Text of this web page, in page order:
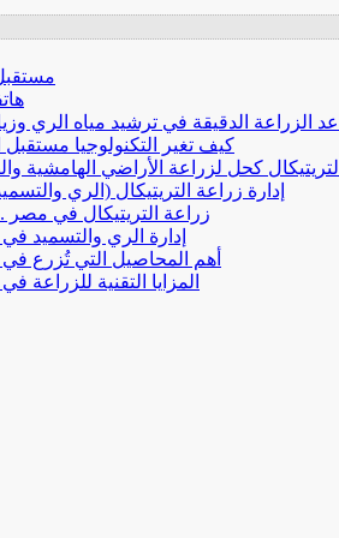
الزراعة الدقيقة في ترشيد مياه الري
كيف تغير التكنولوجيا
التريتيكال كحل لزراعة الأراضي الهامشية
إدارة زراعة التريتيكال (الري
زراعة التريتيكال في مصر ..
إدارة الري والتسميد في
أهم المحاصيل التي تُزرع في
المزايا التقنية للزراعة